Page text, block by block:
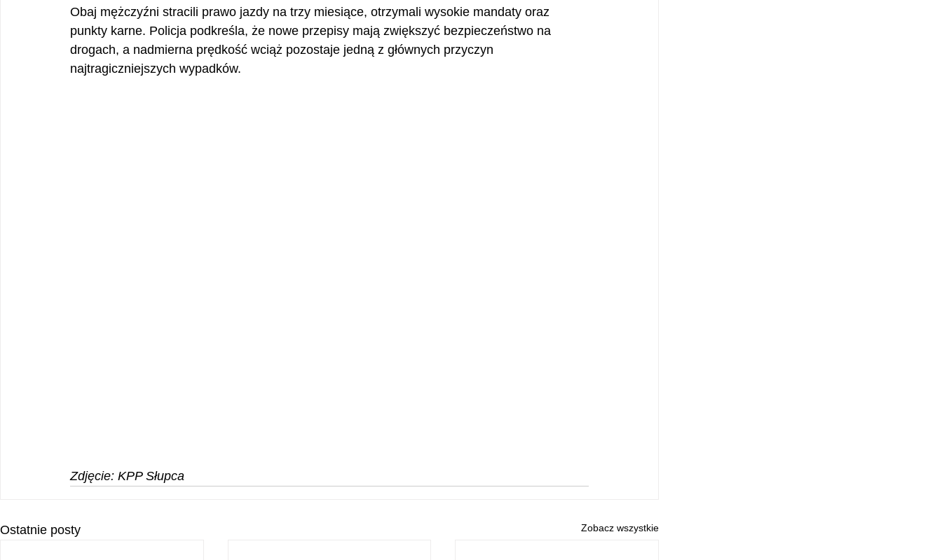
Obaj mężczyźni stracili prawo jazdy na trzy miesiące, otrzymali wysokie mandaty oraz
punkty karne. Policja podkreśla, że nowe przepisy mają zwiększyć bezpieczeństwo na
drogach, a nadmierna prędkość wciąż pozostaje jedną z głównych przyczyn
najtragiczniejszych wypadków.
Zdjęcie: KPP Słupca
Ostatnie posty Zobacz wszystkie